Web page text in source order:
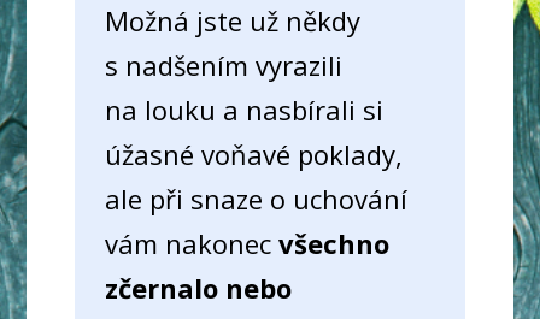
Možná jste už někdy
s nadšením vyrazili
na louku a nasbírali si
úžasné voňavé poklady,
ale při snaze o uchování
vám nakonec všechno
zčernalo nebo